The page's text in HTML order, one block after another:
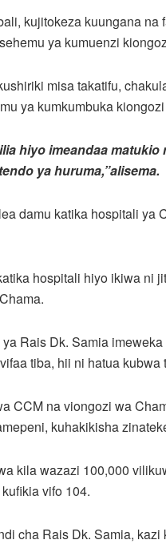
kujitokeza kuungana
ya kumuenzi
misa takatifu,
ya kumkumbuka
hiyo imeandaa
ya huruma,”alisema.
damu katika hospitali ya
hospitali hiyo ikiwa ni
Rais Dk. Samia
tiba, hii ni hatua kubwa
CCM na viongozi wa
kuhakikisha
kila wazazi 100,000
vifo 104.
cha Rais Dk. Samia,